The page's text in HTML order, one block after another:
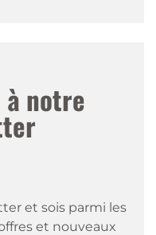
à notre
et sois parmi les
et nouveaux